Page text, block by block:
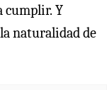
cumplir. Y
naturalidad de